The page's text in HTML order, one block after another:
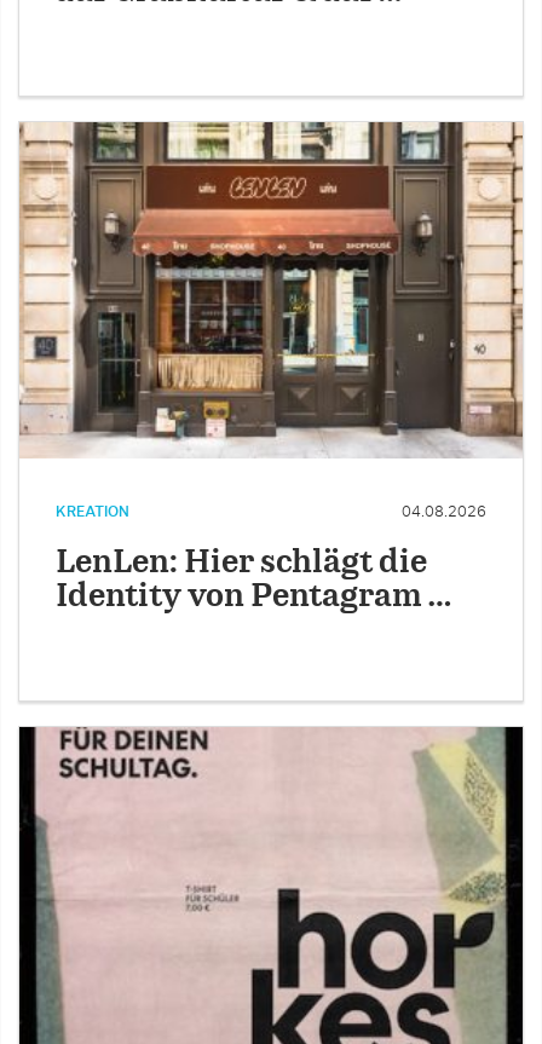
KREATION 04.08.2026
LenLen: Hier schlägt die
Identity von Pentagram …